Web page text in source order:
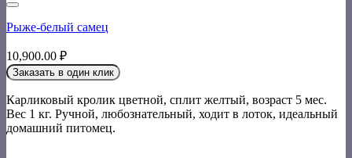
Рыже-белый самец
10,900.00 ₽
Заказать в один клик
Карликовый кролик цветной, сплит желтый, возраст 5 мес.
Вес 1 кг. Ручной, любознательный, ходит в лоток, идеальный
домашний питомец.